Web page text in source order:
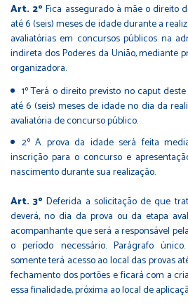
Art. 2º Fica assegurado à mãe o direito
até 6 (seis) meses de idade durante a
avaliatórias em concursos públicos na
indireta dos Poderes da União, mediante
organizadora.
1º Terá o direito previsto no caput
até 6 (seis) meses de idade no dia da
avaliatória de concurso público.
2º A prova da idade será feita
inscrição para o concurso e
nascimento durante sua realização.
Art. 3º Deferida a solicitação de que
deverá, no dia da prova ou da etapa
acompanhante que será a responsável
o período necessário. Parágrafo
somente terá acesso ao local das provas
fechamento dos portões e ficará com a
essa finalidade, próxima ao local de